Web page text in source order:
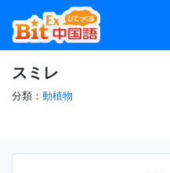
スミレ
分類： 動植物